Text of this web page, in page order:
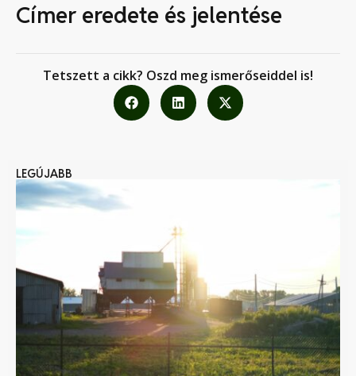
Címer eredete és jelentése
Tetszett a cikk? Oszd meg ismerőseiddel is!
LEGÚJABB